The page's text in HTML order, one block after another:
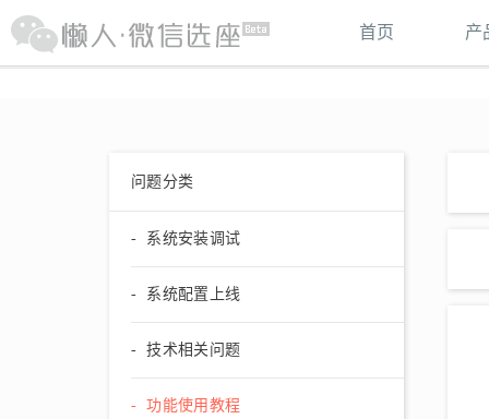
首页 产
问题分类
- 系统安装调试
- 系统配置上线
- 技术相关问题
- 功能使用教程